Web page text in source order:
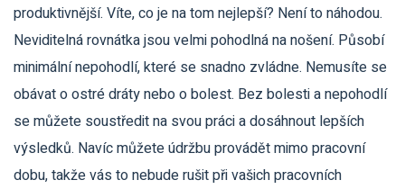
produktivnější. Víte, co je na tom nejlepší? Není to náhodou.
Neviditelná rovnátka jsou velmi pohodlná na nošení. Působí
minimální nepohodlí, které se snadno zvládne. Nemusíte se
obávat o ostré dráty nebo o bolest. Bez bolesti a nepohodlí
se můžete soustředit na svou práci a dosáhnout lepších
výsledků. Navíc můžete údržbu provádět mimo pracovní
dobu, takže vás to nebude rušit při vašich pracovních